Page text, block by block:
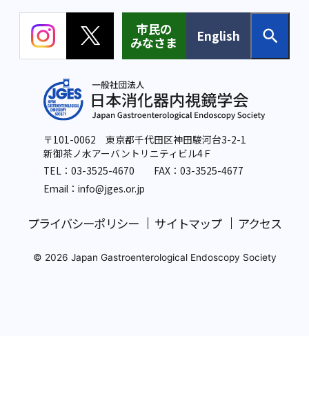
市民の
みなさま
English
〒101-0062 東京都千代田区神田駿河台3-2-1
新御茶ノ水アーバントリニティビル4Ｆ
TEL：03-3525-4670 FAX：03-3525-4677
Email：info@jges.or.jp
プライバシーポリシー サイトマップ アクセス
© 2026 Japan Gastroenterological Endoscopy Society